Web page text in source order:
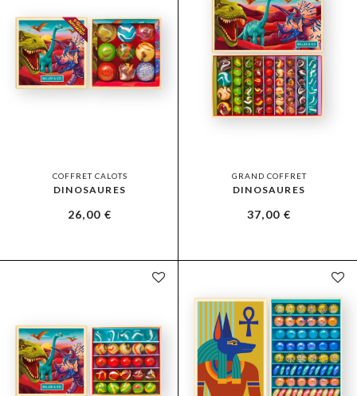
COFFRET CALOTS
DINOSAURES
26,00€
GRAND COFFRET
DINOSAURES
37,00€